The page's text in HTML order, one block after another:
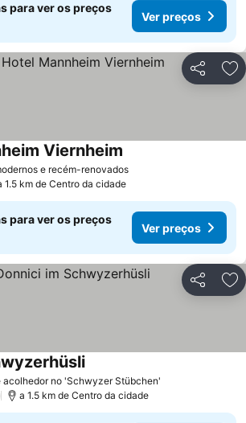
para ver os preços
Ver preços
Partilhar
e recém-renovadosVer preços
Viernheim
1.5 km de Centro da cidade
para ver os preços
Ver preços
Partilhar
acolhedor no 'Schwyzer Stübchen'
Ver preços
a 1.5 km de Centro da cidade